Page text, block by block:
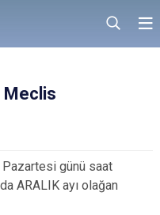
Meclis
günü saat
ARALIK ayı olağan